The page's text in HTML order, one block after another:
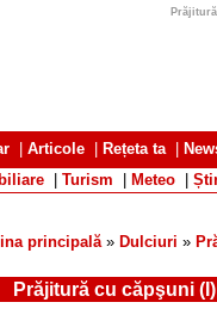
Articole Rețeta ta|
Turism Meteo
principală» Dulciuri »
Prăjitură cu căpşuni (I)